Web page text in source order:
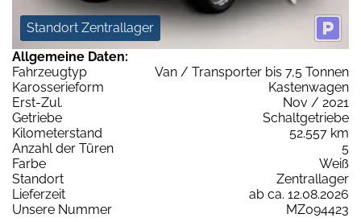
Standort Zentrallager
Allgemeine Daten:
Fahrzeugtyp
Van / Transporter bis 7,5 Tonnen
Karosserieform
Kastenwagen
Erst-Zul.
Nov / 2021
Getriebe
Schaltgetriebe
Kilometerstand
52.557 km
Anzahl der Türen
5
Farbe
Weiß
Standort
Zentrallager
Lieferzeit
ab ca. 12.08.2026
Unsere Nummer
MZ094423